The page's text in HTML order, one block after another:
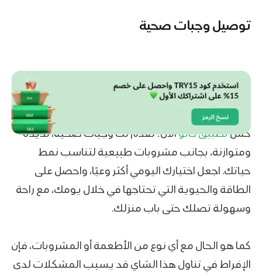
توصيل وجبات صحية
حملتطبيق كالوالآن! نقدّم لك وجبات صحية، لذيذة
ومتوازنة، بجانب مشروبات طبيعية لتناسب نمط
حياتك. اجعل اختيارك اليومي أكثر وعيًا، واحصل على
الطاقة والحيوية التي تحتاجها في خلال يومك، مع راحة
وسهولة تصلك حتى باب منزلك.
كما هو الحال مع أي نوع من الأطعمة أو المشروبات، فإن
الإفراط في تناول هذا الشاي قد يسبب المشكلات لدى